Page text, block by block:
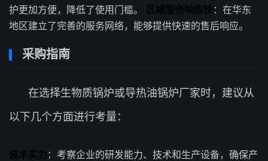
护更加方便，降低了使用门槛。
区域服务响应快：在华东
地区建立了完善的服务网络，能够提供快速的售后响应。
采购指南
在选择生物质锅炉或导热油锅炉厂家时，建议从
以下几个方面进行考量：
技术实力 ：考察企业的研发能力、技术和生产设备，确保产